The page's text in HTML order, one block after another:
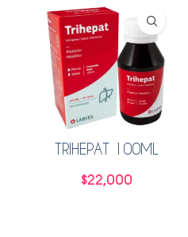
TRIHEPAT 100ML
$22,000